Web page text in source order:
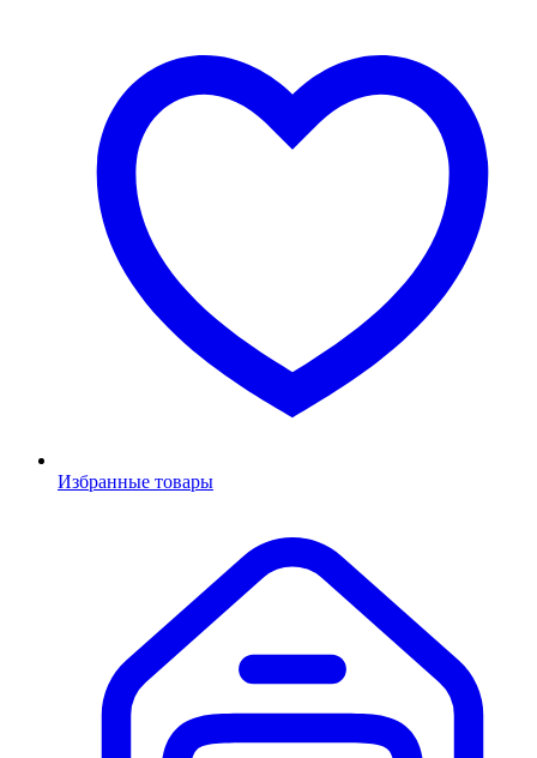
Избранные товары